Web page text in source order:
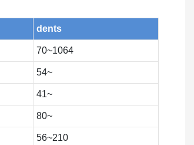
dents
70~1064
54~
41~
80~
56~210